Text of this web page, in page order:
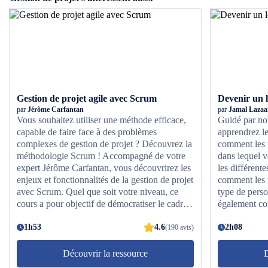
Gestion de projet agile avec Scrum
par Jérôme Carfantan
Vous souhaitez utiliser une méthode efficace,
capable de faire face à des problèmes
complexes de gestion de projet ? Découvrez la
méthodologie Scrum ! Accompagné de votre
expert Jérôme Carfantan, vous découvrirez les
enjeux et fonctionnalités de la gestion de projet
avec Scrum. Quel que soit votre niveau, ce
cours a pour objectif de démocratiser le cadre
concrète dans votre contexte. Vous aborderez
les trois responsabilités de Scrum, ses cinq
événements ainsi que trois artefacts à
connaître. Vous pourrez également suivre la
1h53 4.6(190 avis)
Découvrir la ressource
Devenir un
par Jamal
Guidé par
apprendrez
comment
dans lequel
les
comment
type de
également
avez
2h08